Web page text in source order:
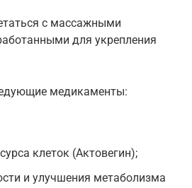
с массажными
для укрепления
медикаменты:
клеток (Актовегин);
и улучшения метаболизма